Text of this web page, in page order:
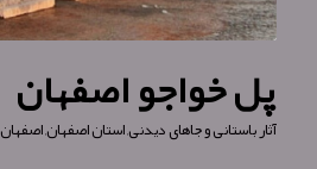
پل خواجو اصفهان
آثار باستانی و جاهای دیدنی,استان اصفهان,اصفهان